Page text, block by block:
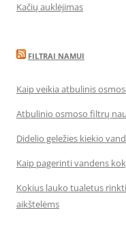
Kačių auklėjimas
FILTRAI NAMUI
Kaip veikia atbulinis
Atbulinio osmoso filtrų
Didelio geležies kiekio
Kaip pagerinti vandens
Kokius lauko tualetus
aikštelėms